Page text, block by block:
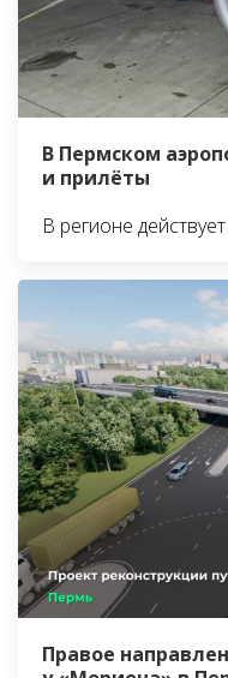
В Пермском
и прилёты
В регионе
Правое